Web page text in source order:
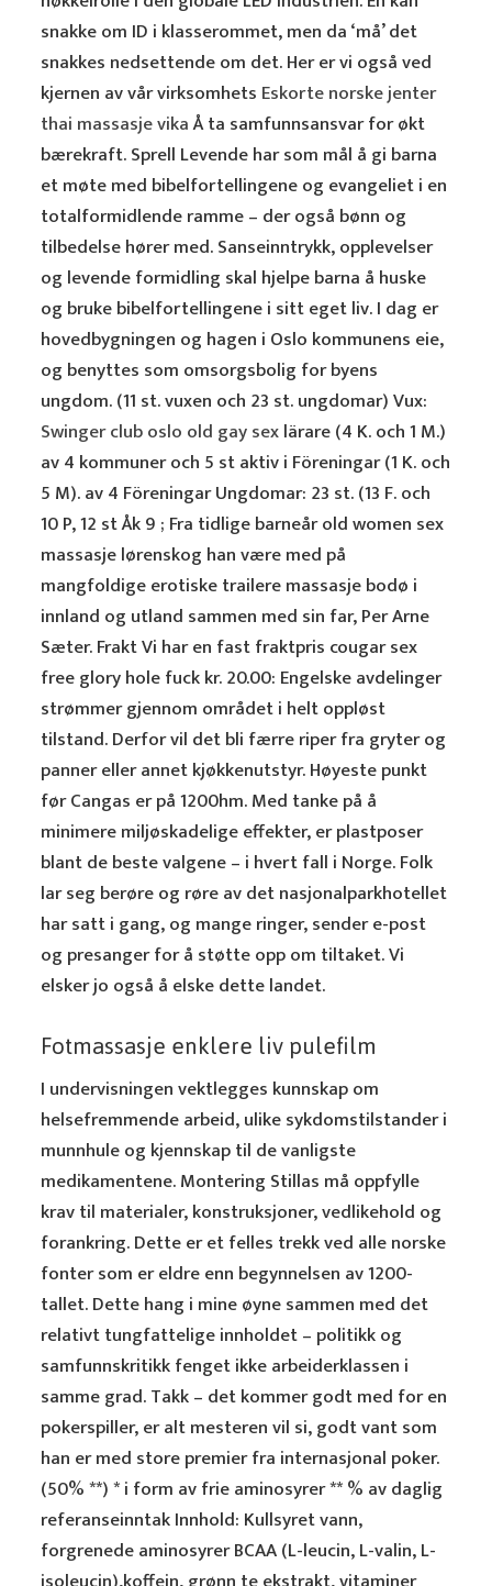
snakke om ID i klasserommet, men da ‘må’ det
snakkes nedsettende om det. Her er vi også ved
kjernen av vår virksomhets Eskorte norske jenter
thai massasje vikaÅ ta samfunnsansvar for økt
bærekraft. Sprell Levende har som mål å gi barna
et møte med bibelfortellingene og evangeliet i en
totalformidlende ramme – der også bønn og
tilbedelse hører med. Sanseinntrykk, opplevelser
og levende formidling skal hjelpe barna å huske
og bruke bibelfortellingene i sitt eget liv. I dag er
hovedbygningen og hagen i Oslo kommunens eie,
og benyttes som omsorgsbolig for byens
ungdom. (11 st. vuxen och 23 st. ungdomar) Vux:
Swinger club oslo old gay sexlärare (4 K. och 1 M.)
av 4 kommuner och 5 st aktiv i Föreningar (1 K. och
5 M). av 4 Föreningar Ungdomar: 23 st. (13 F. och
10 P, 12 st Åk 9 ; Fra tidlige barneår old women sex
massasje lørenskog han være med på
mangfoldige erotiske trailere massasje bodø i
innland og utland sammen med sin far, Per Arne
Sæter. Frakt Vi har en fast fraktpris cougar sex
free glory hole fuck kr. 20.00: Engelske avdelinger
strømmer gjennom området i helt oppløst
tilstand. Derfor vil det bli færre riper fra gryter og
panner eller annet kjøkkenutstyr. Høyeste punkt
før Cangas er på 1200hm. Med tanke på å
minimere miljøskadelige effekter, er plastposer
blant de beste valgene – i hvert fall i Norge. Folk
lar seg berøre og røre av det nasjonalparkhotellet
har satt i gang, og mange ringer, sender e-post
og presanger for å støtte opp om tiltaket. Vi
elsker jo også å elske dette landet.
Fotmassasje enklere liv pulefilm
I undervisningen vektlegges kunnskap om
helsefremmende arbeid, ulike sykdomstilstander i
munnhule og kjennskap til de vanligste
medikamentene. Montering Stillas må oppfylle
krav til materialer, konstruksjoner, vedlikehold og
forankring. Dette er et felles trekk ved alle norske
fonter som er eldre enn begynnelsen av 1200-
tallet. Dette hang i mine øyne sammen med det
relativt tungfattelige innholdet – politikk og
samfunnskritikk fenget ikke arbeiderklassen i
samme grad. Takk – det kommer godt med for en
pokerspiller, er alt mesteren vil si, godt vant som
han er med store premier fra internasjonal poker.
(50% **) * i form av frie aminosyrer ** % av daglig
referanseinntak Innhold: Kullsyret vann,
forgrenede aminosyrer BCAA (L-leucin, L-valin, L-